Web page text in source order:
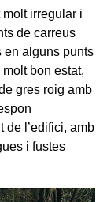
molt irregular i
de carreus
en alguns punts
molt bon estat,
gres roig amb
de l’edifici, amb
i fustes